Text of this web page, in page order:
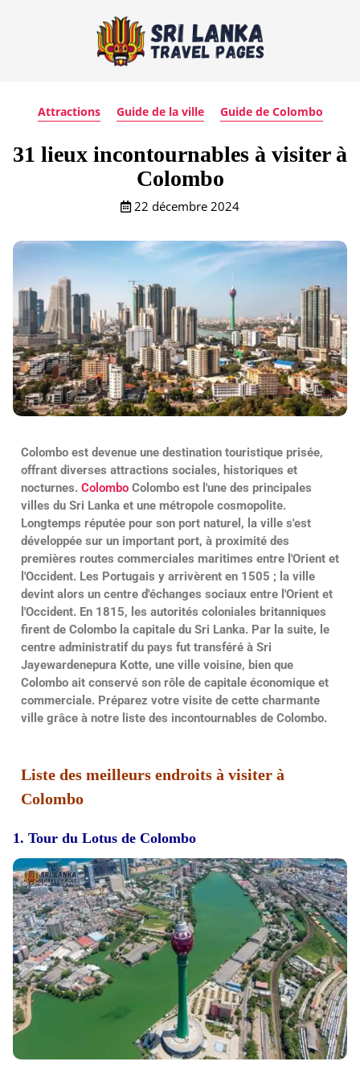
Attractions Guide de la ville Guide de Colombo
31 lieux incontournables à visiter à
Colombo
22 décembre 2024
Colombo est devenue une destination touristique prisée,
offrant diverses attractions sociales, historiques et
nocturnes. Colombo Colombo est l'une des principales
villes du Sri Lanka et une métropole cosmopolite.
Longtemps réputée pour son port naturel, la ville s'est
développée sur un important port, à proximité des
premières routes commerciales maritimes entre l'Orient et
l'Occident. Les Portugais y arrivèrent en 1505 ; la ville
devint alors un centre d'échanges sociaux entre l'Orient et
l'Occident. En 1815, les autorités coloniales britanniques
firent de Colombo la capitale du Sri Lanka. Par la suite, le
centre administratif du pays fut transféré à Sri
Jayewardenepura Kotte, une ville voisine, bien que
Colombo ait conservé son rôle de capitale économique et
commerciale. Préparez votre visite de cette charmante
ville grâce à notre liste des incontournables de Colombo.
Liste des meilleurs endroits à visiter à
Colombo
1. Tour du Lotus de Colombo